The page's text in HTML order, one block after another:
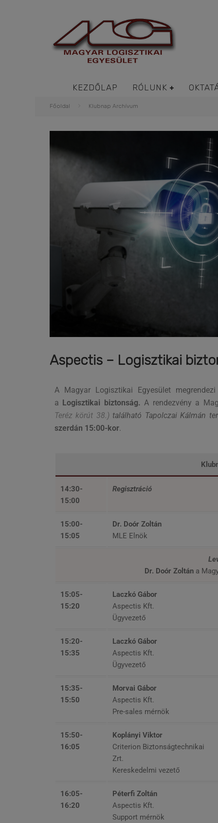
KEZDŐLAP RÓLUNK
Főoldal Klubnap Archívum
Aspectis – Logisztikai
A Magyar Logisztikai Egyesület
a Logisztikai biztonság.A rendezvény a
Teréz körút 38. ) található Tapolczai Kálmán
szerdán 15:00-kor.
14:30-
15:00
Regisztráció
15:00-
15:05
Dr. Doór Zoltán
MLE Elnök
Dr. Doór Zoltána
15:05-
15:20
Laczkó Gábor
Aspectis Kft.
Ügyvezető
15:20-
15:35
Laczkó Gábor
Aspectis Kft.
Ügyvezető
15:35-
15:50
Morvai Gábor
Aspectis Kft.
Pre-sales mérnök
15:50-
16:05
Koplányi Viktor
Criterion Biztonságtechnikai
Zrt.
Kereskedelmi vezető
16:05-
16:20
Péterfi Zoltán
Aspectis Kft.
Support mérnök